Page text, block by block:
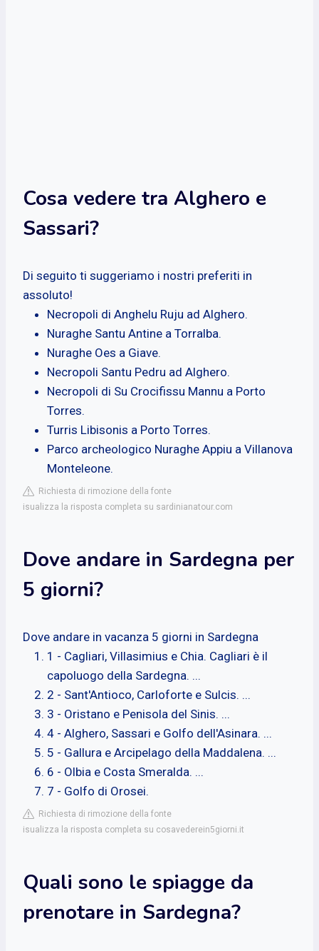
Cosa vedere tra Alghero e
Sassari?
Di seguito ti suggeriamo i nostri preferiti in
assoluto!
Necropoli di Anghelu Ruju ad Alghero.
Nuraghe Santu Antine a Torralba.
Nuraghe Oes a Giave.
Necropoli Santu Pedru ad Alghero.
Necropoli di Su Crocifissu Mannu a Porto
Torres.
Turris Libisonis a Porto Torres.
Parco archeologico Nuraghe Appiu a Villanova
Monteleone.
Richiesta di rimozione della fonte
isualizza la risposta completa su sardinianatour.com
Dove andare in Sardegna per
5 giorni?
Dove andare in vacanza 5 giorni in Sardegna
1 - Cagliari, Villasimius e Chia. Cagliari è il
capoluogo della Sardegna. ...
2 - Sant'Antioco, Carloforte e Sulcis. ...
3 - Oristano e Penisola del Sinis. ...
4 - Alghero, Sassari e Golfo dell'Asinara. ...
5 - Gallura e Arcipelago della Maddalena. ...
6 - Olbia e Costa Smeralda. ...
7 - Golfo di Orosei.
Richiesta di rimozione della fonte
isualizza la risposta completa su cosavederein5giorni.it
Quali sono le spiagge da
prenotare in Sardegna?